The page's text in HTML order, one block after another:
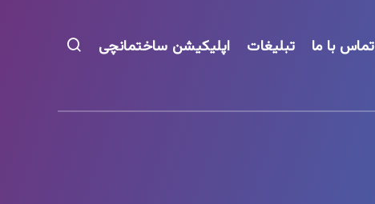
تماس با ما تبلیغات اپلیکیشن ساختمانچی